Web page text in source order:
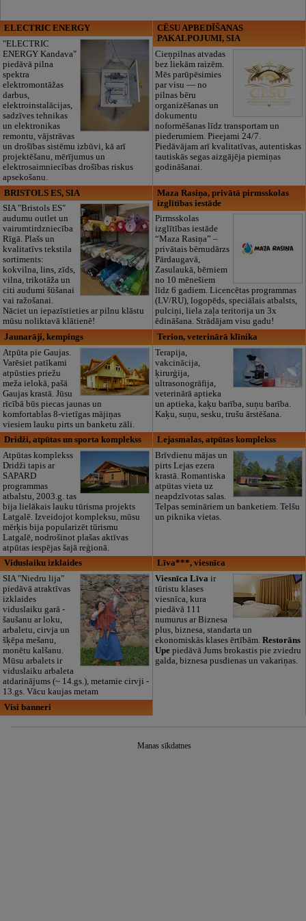
ELECTRIC ENERGY
"ELECTRIC
ENERGY Kandava"
piedāvā pilna
spektra
elektromontāžas
darbus,
elektroinstalācijas,
sadzīves tehnikas
un elektronikas
remontu, vājstrāvas
un drošības sistēmu izbūvi, kā arī
projektēšanu, mērījumus un
elektrosaimniecības drošības riskus
apsekošanu.
CĒSU APBEDĪŠANAS
PAKALPOJUMI, SIA
Cieņpilnas atvadas
bez liekām raizēm.
Mēs parūpēsimies
par visu — no
pilnas bēru
organizēšanas un
dokumentu
noformēšanas līdz transportam un
piederumiem. Pieejami 24/7.
Piedāvājam arī kvalitatīvas, autentiskas
tautiskās segas aizgājēja piemiņas
godināšanai.
BRISTOLS ES, SIA
SIA "Bristols ES"
audumu outlet un
vairumtirdzniecība
Rīgā. Plašs un
kvalitatīvs tekstila
sortiments:
kokvilna, lins, zīds,
vilna, trikotāža un
citi audumi šūšanai
vai ražošanai.
Nāciet un iepazīstieties ar pilnu klāstu
mūsu noliktavā klātienē!
Maza Rasiņa, privātā pirmsskolas
izglītības iestāde
Pirmsskolas
izglītības iestāde
“Maza Rasiņa” –
privātais bērnudārzs
Pārdaugavā,
Zasulaukā, bērniem
no 10 mēnešiem
līdz 6 gadiem. Licencētas programmas
(LV/RU), logopēds, speciālais atbalsts,
pulciņi, liela zaļa teritorija un 3x
ēdināšana. Strādājam visu gadu!
Jaunarāji, kempings
Atpūta pie Gaujas.
Varēsiet patīkami
atpūsties priežu
meža ielokā, pašā
Gaujas krastā. Jūsu
rīcībā būs piecas jaunas un
komfortablas 8-vietīgas mājiņas
viesiem lauku pirts un banketu zāli.
Terion, veterinārā klīnika
Terapija,
vakcinācija,
ķirurģija,
ultrasonogrāfija,
veterinārā aptieka
un aptieka, kaķu barība, suņu barība.
Kaķu, suņu, sesku, trušu ārstēšana.
Dridži, atpūtas un sporta komplekss
Atpūtas komplekss
Dridži tapis ar
SAPARD
programmas
atbalstu, 2003.g. tas
bija lielākais lauku tūrisma projekts
Latgalē. Izveidojot kompleksu, mūsu
mērķis bija popularizēt tūrismu
Latgalē, nodrošinot plašas aktīvas
atpūtas iespējas šajā reģionā.
Lejasmalas, atpūtas komplekss
Brīvdienu mājas un
pirts Lejas ezera
krastā. Romantiska
atpūtas vieta uz
neapdzīvotas salas.
Telpas semināriem un banketiem. Telšu
un piknika vietas.
Viduslaiku izklaides
SIA "Niedru lija"
piedāvā atraktīvas
izklaides
viduslaiku garā -
šaušanu ar loku,
arbaletu, cirvja un
šķēpa mešanu,
monētu kalšanu.
Mūsu arbalets ir
viduslaiku arbaleta
atdarinājums (~ 14.gs.), metamie cirvji -
13.gs. Vācu kaujas metam
Līva***, viesnīca
Viesnīca Līva ir
tūristu klases
viesnīca, kura
piedāvā 111
numurus ar Biznesa
plus, biznesa, standarta un
ekonomiskās klases ērtībām.Restorāns
Upe piedāvā Jums brokastis pie zviedru
galda, biznesa pusdienas un vakariņas.
Visi banneri
Manas sīkdatnes